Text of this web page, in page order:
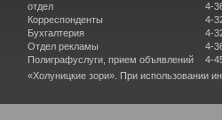
отдел
Корреспонденты
Бухгалтерия
Отдел рекламы
Полиграфуслуги, прием объявлений
4-
4-
4-
4-
4-
«Холуницкие зори». При использовании